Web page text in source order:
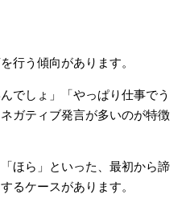
行う傾向があります。
でしょ」「やっぱり仕事でう
ガティブ発言が多いのが特徴
ほら」といった、最初から諦
るケースがあります。